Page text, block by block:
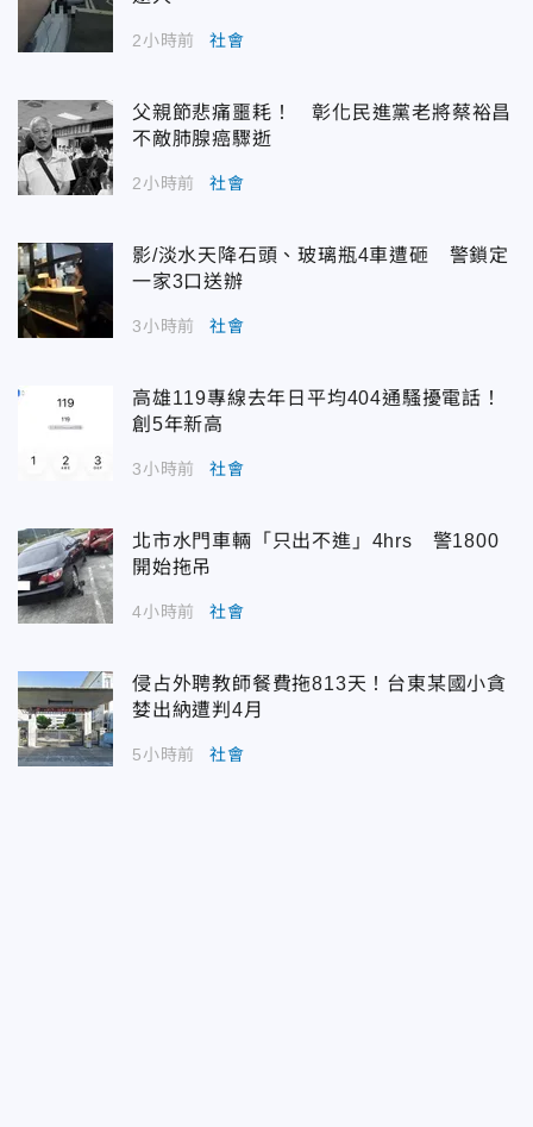
2小時前 社會
父親節悲痛噩耗！ 彰化民進黨老將蔡裕昌
不敵肺腺癌驟逝
2小時前 社會
影/淡水天降石頭、玻璃瓶4車遭砸 警鎖定
一家3口送辦
3小時前 社會
高雄119專線去年日平均404通騷擾電話！
創5年新高
3小時前 社會
北市水門車輛「只出不進」4hrs 警1800
開始拖吊
4小時前 社會
侵占外聘教師餐費拖813天！台東某國小貪
婪出納遭判4月
5小時前 社會